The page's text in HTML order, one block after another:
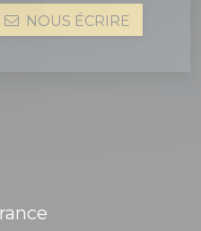
NOUS ÉCRIRE